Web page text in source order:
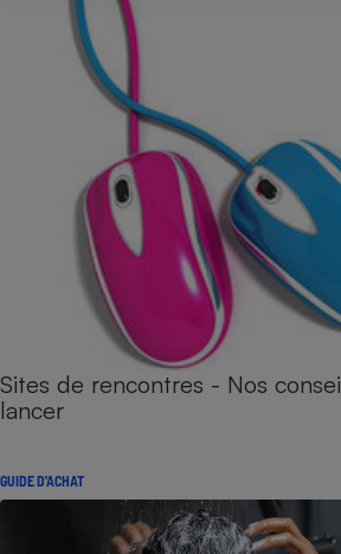
Sites de rencontres - Nos
lancer
GUIDE D'ACHAT